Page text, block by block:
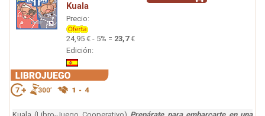
Kuala
Precio:
24,95 € - 5% = 23,7€
Edición: